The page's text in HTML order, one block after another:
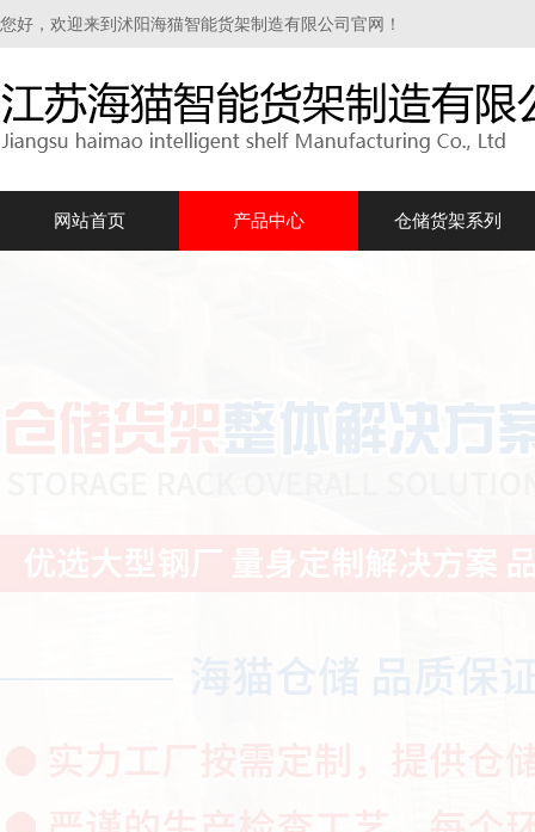
您好，欢迎来到沭阳海猫智能货架制造有限公司官网！
网站首页 产品中心 仓储货架系列